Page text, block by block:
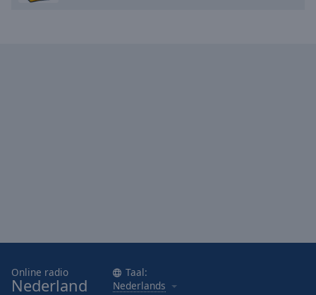
Online radio
Nederland
Taal:
Nederlands